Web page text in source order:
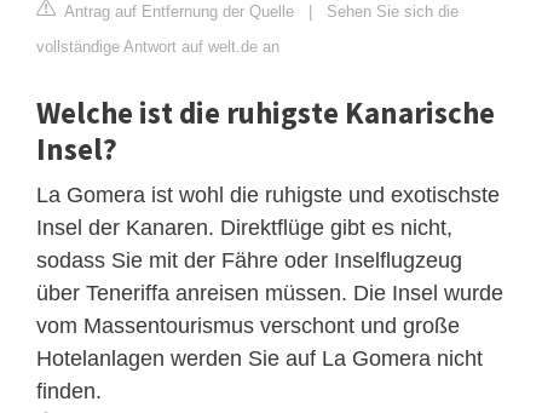
Antrag auf Entfernung der Quelle | Sehen Sie sich die
vollständige Antwort auf welt.de an
Welche ist die ruhigste Kanarische
Insel?
La Gomera ist wohl die ruhigste und exotischste
Insel der Kanaren. Direktflüge gibt es nicht,
sodass Sie mit der Fähre oder Inselflugzeug
über Teneriffa anreisen müssen. Die Insel wurde
vom Massentourismus verschont und große
Hotelanlagen werden Sie auf La Gomera nicht
finden.